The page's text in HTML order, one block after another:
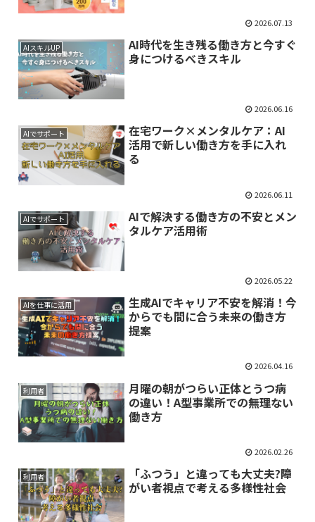
2026.07.13
AIスキルUP
AI時代を生き残る働き方と今すぐ
身につけるべきスキル
2026.06.16
AIでサポート
在宅ワーク×メンタルケア：AI
活用で新しい働き方を手に入れ
る
2026.06.11
AIでサポート
AIで解決する働き方の不安とメン
タルケア活用術
2026.05.22
AIを仕事に活用
生成AIでキャリア不安を解消！今
からでも間に合う未来の働き方
提案
2026.04.16
利用者
月曜の朝がつらい正体とうつ病
の違い！A型事業所での無理ない
働き方
2026.02.26
利用者
「ふつう」と違っても大丈夫?障
がい者視点で考える多様性社会